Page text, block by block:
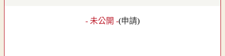
- 未公開 -(申請)